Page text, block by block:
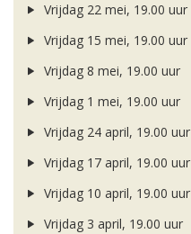
Vrijdag 22 mei, 19.00 uur
Vrijdag 15 mei, 19.00 uur
Vrijdag 8 mei, 19.00 uur
Vrijdag 1 mei, 19.00 uur
Vrijdag 24 april, 19.00 uur
Vrijdag 17 april, 19.00 uur
Vrijdag 10 april, 19.00 uur
Vrijdag 3 april, 19.00 uur